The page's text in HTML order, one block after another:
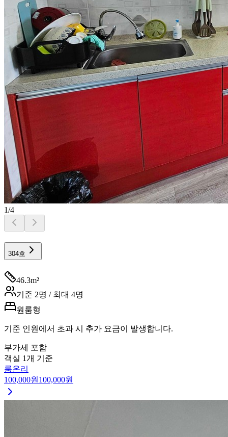
1/4
304호
46.3m²
기준 2명 / 최대 4명
원룸형
기준 인원에서 초과 시 추가 요금이 발생합니다.
부가세 포함
객실 1개 기준
룸온리
100,000원 100,000원